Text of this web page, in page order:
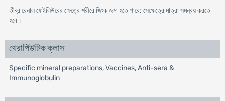
তীব্র রেনাল ফেইলিউরের ক্ষেত্রে শরীরে জিংক জমা হতে পারে; সেক্ষেত্রে মাত্রা সমন্বয় করতে
হবে।
থেরাপিউটিক ক্লাস
Specific mineral preparations, Vaccines, Anti-sera &
Immunoglobulin